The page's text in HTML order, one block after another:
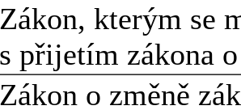
Zákon, kterým se
s přijetím zákona
Zákon o změně